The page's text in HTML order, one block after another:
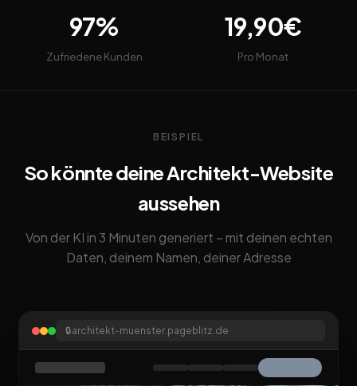
97%
Zufriedene Kunden
19,90€
Pro Monat
BEISPIEL
So könnte deine Architekt-Website
aussehen
Von der KI in 3 Minuten generiert – mit deinen echten
Daten, deinem Namen, deiner Adresse
🔒architekt-muenster.pageblitz.de